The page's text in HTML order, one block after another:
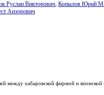
Руслан Викторович, Копылов Юрий
Анзорович
между хабаровской фирмой и японской